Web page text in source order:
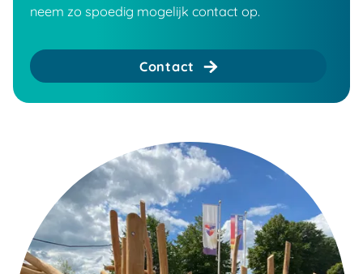
neem zo spoedig mogelijk contact op.
Contact